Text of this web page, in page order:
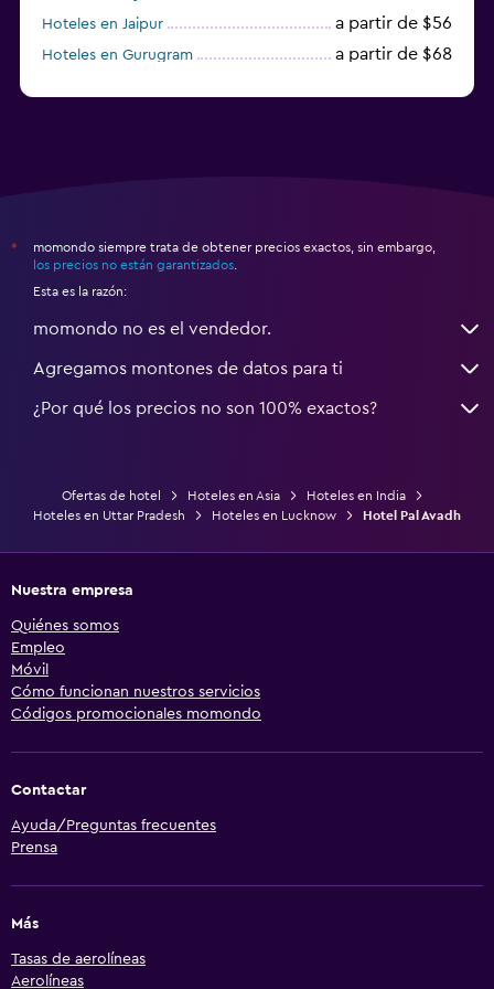
Hoteles en Jaipur
a partir de $56
Hoteles en Gurugram a partir de $68
*
momondo siempre trata de obtener precios exactos, sin embargo,
los precios no están garantizados
Esta es la razón:
momondo no es el vendedor.
Agregamos montones de datos para ti
¿Por qué los precios no son 100% exactos?
Ofertas de hotel Hoteles en Asia
Hoteles en India
Hoteles en Uttar Pradesh
Hoteles en Lucknow Hotel Pal Avadh
Nuestra empresa
Quiénes somos
Empleo
Móvil
Cómo funcionan nuestros servicios
Códigos promocionales momondo
Contactar
Ayuda/Preguntas frecuentes
Prensa
Más
Tasas de aerolíneas
Aerolíneas